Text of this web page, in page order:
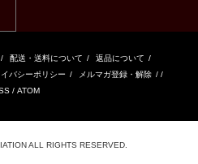
/ 配送・送料について / 返品について /
バシーポリシー / メルマガ登録・解除 / /
/ ATOM
ALL RIGHTS RESERVED.